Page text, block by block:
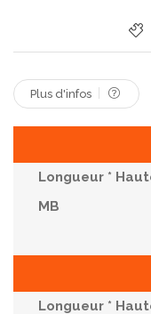
Nourriture De Yoga
Plus d'infos